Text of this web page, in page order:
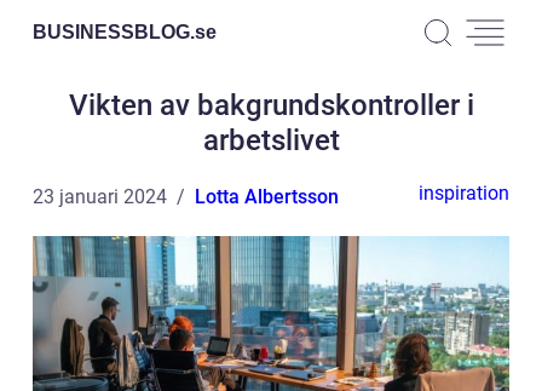
BUSINESSBLOG.se
Vikten av bakgrundskontroller i
arbetslivet
23 januari 2024 Lotta Albertsson inspiration